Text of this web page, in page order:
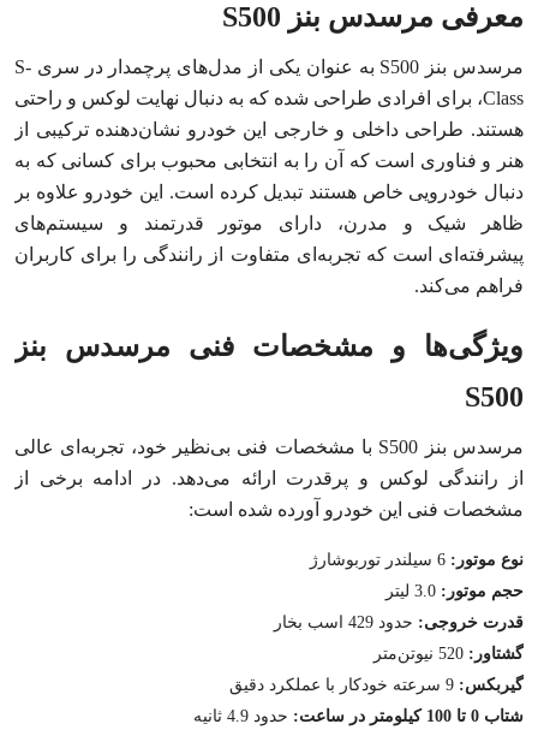
معرفی مرسدس بنز S500
مرسدس بنز S500 به عنوان یکی از مدل‌های پرچمدار در سری S-
Class، برای افرادی طراحی شده که به دنبال نهایت لوکس و راحتی
هستند. طراحی داخلی و خارجی این خودرو نشان‌دهنده‌ ترکیبی از
هنر و فناوری است که آن را به انتخابی محبوب برای کسانی که به
دنبال خودرویی خاص هستند تبدیل کرده است. این خودرو علاوه بر
ظاهر شیک و مدرن، دارای موتور قدرتمند و سیستم‌های
پیشرفته‌ای است که تجربه‌ای متفاوت از رانندگی را برای کاربران
فراهم می‌کند.
ویژگی‌ها و مشخصات فنی مرسدس بنز
S500
مرسدس بنز S500 با مشخصات فنی بی‌نظیر خود، تجربه‌ای عالی
از رانندگی لوکس و پرقدرت ارائه می‌دهد. در ادامه برخی از
مشخصات فنی این خودرو آورده شده است:
نوع موتور:
حجم موتور:
قدرت خروجی: حدود 429 اسب بخار
گشتاور:
گیربکس:
شتاب 0 تا 100 کیلومتر در ساعت:
حدود 4.9 ثانیه